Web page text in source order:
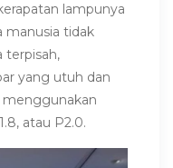
lampunya
manusia tidak
terpisah,
yang utuh dan
menggunakan
atau P2.0.